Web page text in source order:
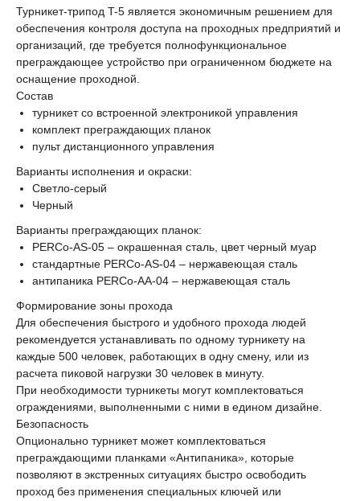
Турникет-трипод T-5 является экономичным решением для
обеспечения контроля доступа на проходных предприятий и
организаций, где требуется полнофункциональное
преграждающее устройство при ограниченном бюджете на
оснащение проходной.
Состав
турникет со встроенной электроникой управления
комплект преграждающих планок
пульт дистанционного управления
Варианты исполнения и окраски:
Светло-серый
Черный
Варианты преграждающих планок:
PERCo-AS-05 – окрашенная сталь, цвет черный муар
стандартные PERCo-AS-04 – нержавеющая сталь
антипаника PERCo-AA-04 – нержавеющая сталь
Формирование зоны прохода
Для обеспечения быстрого и удобного прохода людей
рекомендуется устанавливать по одному турникету на
каждые 500 человек, работающих в одну смену, или из
расчета пиковой нагрузки 30 человек в минуту.
При необходимости турникеты могут комплектоваться
ограждениями, выполненными с ними в едином дизайне.
Безопасность
Опционально турникет может комплектоваться
преграждающими планками «Антипаника», которые
позволяют в экстренных ситуациях быстро освободить
проход без применения специальных ключей или